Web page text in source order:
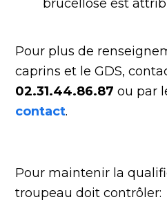
brucellose est
Pour plus de
caprins et le GDS,
02.31.44.86.87 ou par
contact.
Pour maintenir la
troupeau doit contrôler: